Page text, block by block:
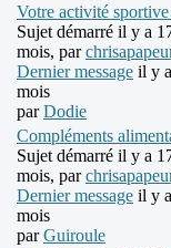
Votre activité
Sujet démarré il y a
mois, par
Dernier message il y
mois
parDodie
Compléments
Sujet démarré il y a
mois, par
Dernier message il y
mois
parGuiroule